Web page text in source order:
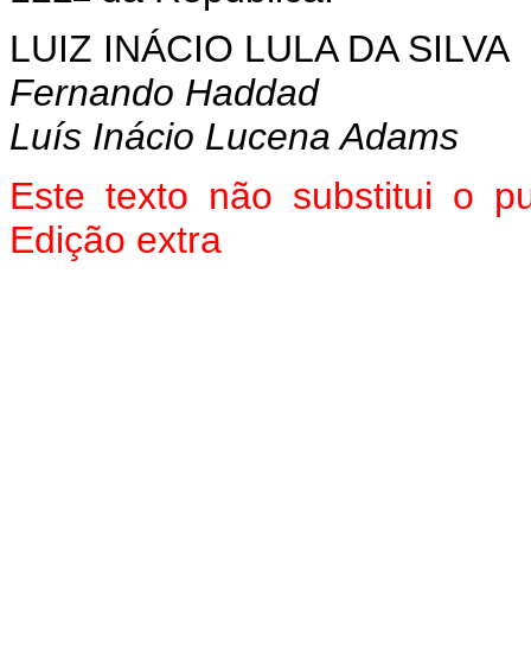
LUIZ INÁCIO LULA DA SILVA
Fernando Haddad
Luís Inácio Lucena Adams
Este texto não substitui o
Edição extra